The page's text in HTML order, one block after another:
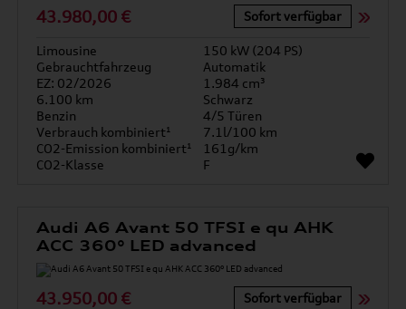
43.980,00 € Sofort verfügbar
Limousine
150 kW (204 PS)
Gebrauchtfahrzeug
Automatik
EZ: 02/2026
1.984 cm³
6.100 km
Schwarz
Benzin
4/5 Türen
Verbrauch kombiniert¹
7.1l/100 km
CO2-Emission kombiniert¹
161g/km
CO2-Klasse
F
Audi A6 Avant 50 TFSI e qu AHK
ACC 360° LED advanced
43.950,00 € Sofort verfügbar